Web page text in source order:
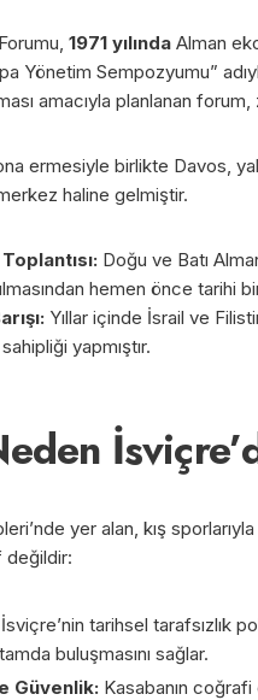
1971 yılında Alman
Yönetim Sempozyumu”
amacıyla planlanan
ermesiyle birlikte Davos,
haline gelmiştir.
Doğu ve Batı
hemen önce tarihi
Yıllar içinde İsrail ve
yapmıştır.
yer alan, kış
değildir:
İsviçre’nin tarihsel tarafsızlık
buluşmasını sağlar.
Güvenlik: Kasabanın coğrafi